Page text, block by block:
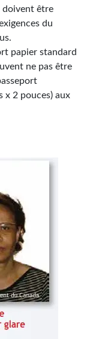
doivent être
du
papier standard
ne pas être
x 2 pouces) aux